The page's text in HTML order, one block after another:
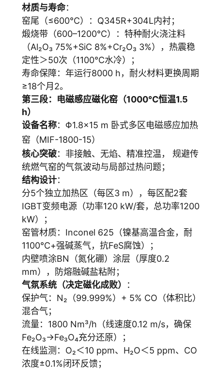
材质与寿命：
窑尾（≤600℃）：Q345R+304L内衬；
煅烧带（600–1200℃）：特种耐火浇注料
（Al₂O₃ 75%+SiC 8%+Cr₂O₃ 3%），热震稳
定性＞50次（1100℃水冷）；
寿命保障：年运行8000 h，耐火材料更换周期
≥18个月2。
第三段：电磁感应磁化窑（1000℃恒温1.5
h）
设备名称：Φ1.8×15 m 卧式多区电磁感应加热
窑（MIF-1800-15）
核心突破：非接触、无焰、精准控温， 规避传
统燃气窑的气氛波动与局部过热问题；
结构设计：
分5个独立加热区（每区3 m），每区配2套
IGBT变频电源（功率120 kW/套，总功率1200
kW）；
窑管材质：Inconel 625（镍基高温合金，耐
1100℃+强碱蒸气，抗FeS腐蚀）；
内壁喷涂BN（氮化硼）涂层（厚度0.2
mm），防熔融碱盐粘附；
气氛系统（决定磁化成败）
：
保护气：N₂（99.999%）+ 5% CO（体积比）
混合气；
流量：1800 Nm³/h（线速度0.12 m/s，确保
Fe₂O₃→Fe₃O₄充分还原）；
在线监测：O₂＜10 ppm、H₂O＜5 ppm、CO
浓度±0.1%闭环反馈；